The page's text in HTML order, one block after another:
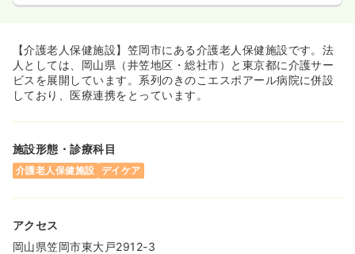
【介護老人保健施設】笠岡市にある介護老人保健施設です。法
人としては、岡山県（井笠地区・総社市）と東京都に介護サー
ビスを展開しています。系列のきのこエスポアール病院に併設
しており、医療連携をとっています。
施設形態・診療科目
介護老人保健施設 デイケア
アクセス
岡山県笠岡市東大戸2912-3